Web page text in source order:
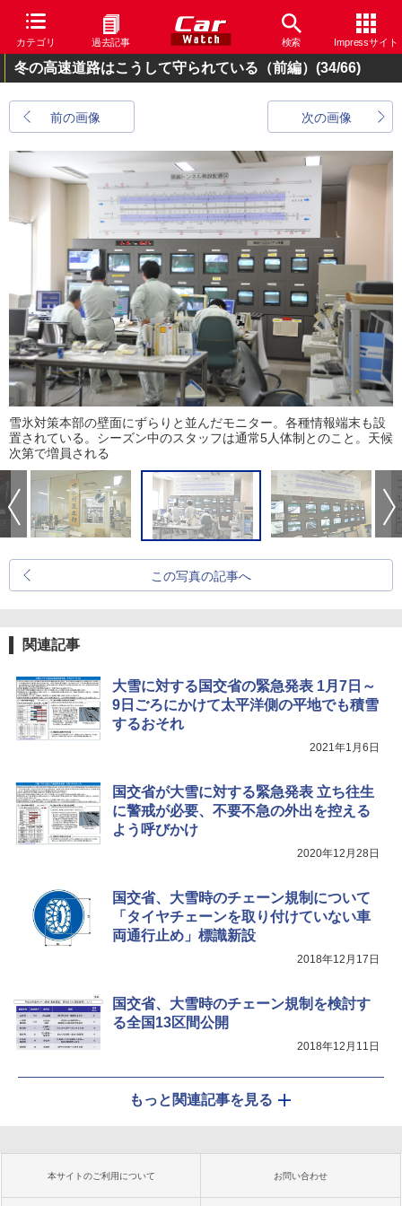
カテゴリ 過去記事 検索 Impressサイト
冬の高速道路はこうして守られている（前編） (34/66)
前の画像 次の画像
雪氷対策本部の壁面にずらりと並んだモニター。各種情報端末も設
置されている。シーズン中のスタッフは通常5人体制とのこと。天候
次第で増員される
この写真の記事へ
関連記事
大雪に対する国交省の緊急発表 1月7日～
9日ごろにかけて太平洋側の平地でも積雪
するおそれ
2021年1月6日
国交省が大雪に対する緊急発表 立ち往生
に警戒が必要、不要不急の外出を控える
よう呼びかけ
2020年12月28日
国交省、大雪時のチェーン規制について
「タイヤチェーンを取り付けていない車
両通行止め」標識新設
2018年12月17日
国交省、大雪時のチェーン規制を検討す
る全国13区間公開
2018年12月11日
もっと関連記事を見る
本サイトのご利用について お問い合わせ